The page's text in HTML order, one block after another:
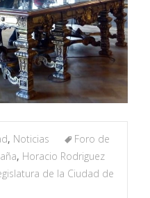
, Noticias
Foro de
, Horacio Rodriguez
de la Ciudad de